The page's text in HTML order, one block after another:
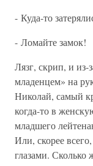
- Куда-то
- Ломайте замок!
Лязг, скрип, и из-
младенцем» на
Николай, самый
когда-то в
младшего
Или, скорее
глазами. Сколько